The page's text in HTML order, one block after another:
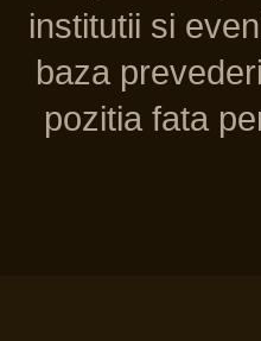
institutii si
baza
pozitia fata